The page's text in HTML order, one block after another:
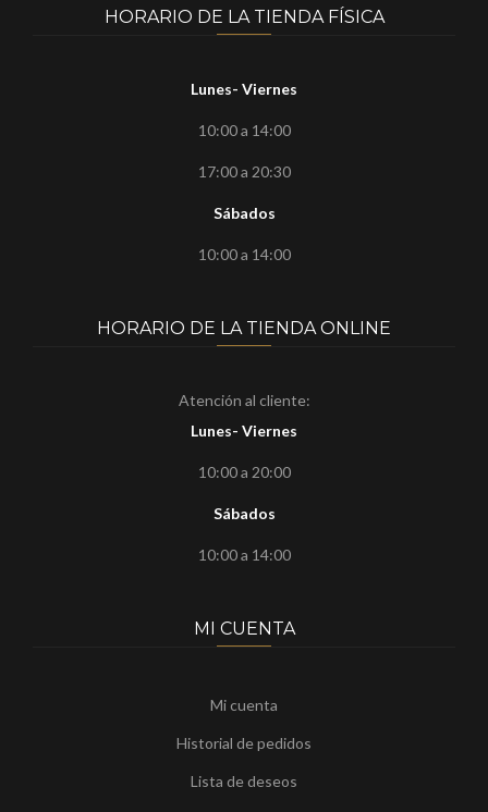
HORARIO DE LA TIENDA FÍSICA
Lunes- Viernes
10:00 a 14:00
17:00 a 20:30
Sábados
10:00 a 14:00
HORARIO DE LA TIENDA ONLINE
Atención al cliente:
Lunes- Viernes
10:00 a 20:00
Sábados
10:00 a 14:00
MI CUENTA
Mi cuenta
Historial de pedidos
Lista de deseos